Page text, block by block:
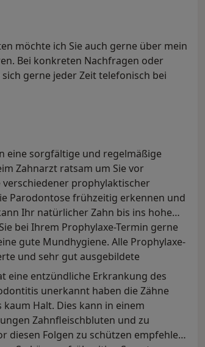
möchte ich Sie auch gerne über mein
Bei konkreten Nachfragen oder
gerne jeder Zeit telefonisch bei
eine sorgfältige und regelmäßige
Zahnarzt ratsam um Sie vor
prophylaktischer
Parodontose frühzeitig erkennen und
Ihr natürlicher Zahn bis ins hohe
bei Ihrem Prophylaxe-Termin gerne
gute Mundhygiene. Alle Prophylaxe-
und sehr gut ausgebildete
eine entzündliche Erkrankung des
unerkannt haben die Zähne
Halt. Dies kann in einem
Zahnfleischbluten und zu
diesen Folgen zu schützen empfehle